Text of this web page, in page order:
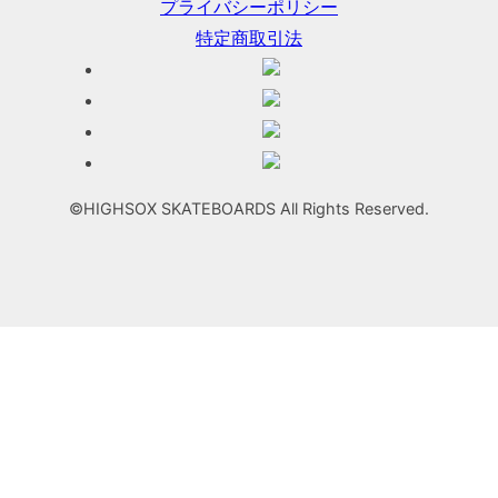
プライバシーポリシー
特定商取引法
©HIGHSOX SKATEBOARDS All Rights Reserved.